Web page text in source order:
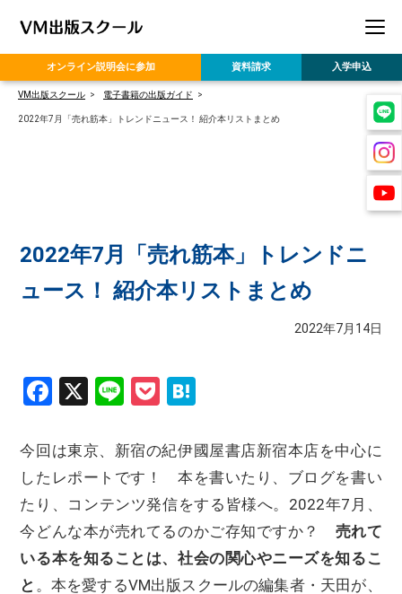
オンライン説明会に参加 資料請求 入学申込
VM出版スクール 電子書籍の出版ガイド
2022年7月「売れ筋本」トレンドニュース！ 紹介本リストまとめ
2022年7月「売れ筋本」トレンドニ
ュース！ 紹介本リストまとめ
2022年7月14日
Facebook
X LinePocket
今回は東京、新宿の紀伊國屋書店新宿本店を中心に
したレポートです！ 本を書いたり、ブログを書い
たり、コンテンツ発信をする皆様へ。2022年7月、
今どんな本が売れてるのかご存知ですか？ 売れて
いる本を知ることは、社会の関心やニーズを知るこ
と 。本を愛するVM出版スクールの編集者・天田が、